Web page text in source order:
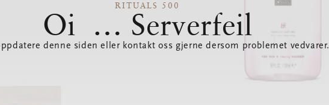
RITUALS 500
Oi … Serverfeil
denne siden eller kontakt oss gjerne dersom problemet vedvarer.